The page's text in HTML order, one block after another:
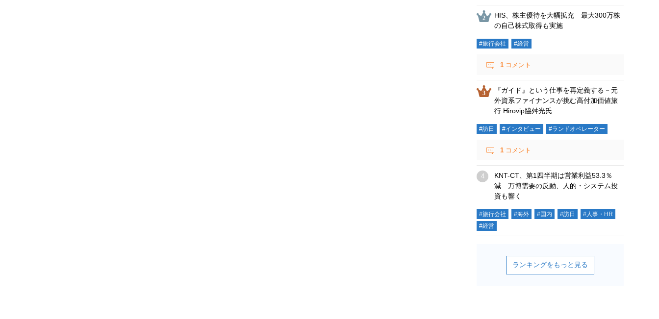
HIS、株主優待を大幅拡充 最大300万株
の自己株式取得も実施
#旅行会社 #経営
1 コメント
『ガイド』という仕事を再定義する－元
外資系ファイナンスが挑む高付加価値旅
行 Hirovip脇舛光氏
#訪日 #インタビュー #ランドオペレーター
1 コメント
KNT-CT、第1四半期は営業利益53.3％
減 万博需要の反動、人的・システム投
資も響く
#旅行会社 #海外 #国内 #訪日
#人事・HR
#経営